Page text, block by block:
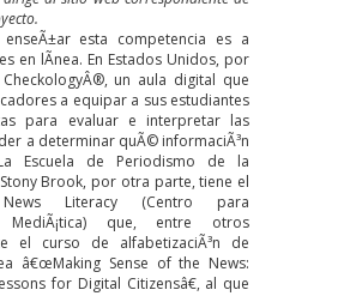
esta competencia es a
en lÃ­nea. En Estados Unidos, por
un aula digital que
a equipar a sus estudiantes
para evaluar e interpretar las
a determinar quÃ© informaciÃ³n
Escuela de Periodismo de la
Brook, por otra parte, tiene el
Literacy (Centro para
MediÃ¡tica) que, entre otros
el curso de alfabetizaciÃ³n de
â€œMaking Sense of the News:
for Digital Citizensâ€, al que